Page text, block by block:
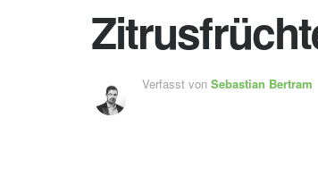
Verfasst von Sebastian Bertram